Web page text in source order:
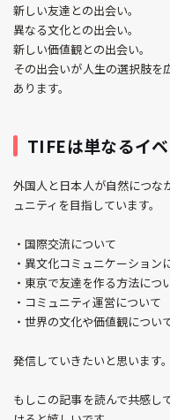
新しい友達との出会い。
異なる文化との出会い。
新しい価値観との出会い。
その出会いが人生の選択肢を
あります。
TIFEは単なるイ
外国人と日本人が自然につな
ュニティを目指しています。
・国際交流について
・異文化コミュニケーション
・東京で友達を作る方法につ
・コミュニティ運営について
・世界の文化や価値観につい
発信していきたいと思います。
もしこの記事を読んで共感し